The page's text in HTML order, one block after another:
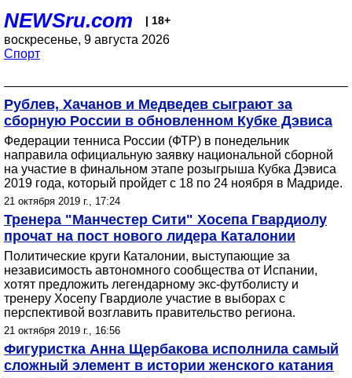
NEWSru.com | 18+
воскресенье, 9 августа 2026
Спорт
Рублев, Хачанов и Медведев сыграют за
сборную России в обновленном Кубке Дэвиса
Федерации тенниса России (ФТР) в понедельник
направила официальную заявку национальной сборной
на участие в финальном этапе розыгрыша Кубка Дэвиса
2019 года, который пройдет с 18 по 24 ноября в Мадриде.
21 октября 2019 г., 17:24
Тренера "Манчестер Сити" Хосепа Гвардиолу
прочат на пост нового лидера Каталонии
Политические круги Каталонии, выступающие за
независимость автономного сообщества от Испании,
хотят предложить легендарному экс-футболисту и
тренеру Хосепу Гвардиоле участие в выборах с
перспективой возглавить правительство региона.
21 октября 2019 г., 16:56
Фигуристка Анна Щербакова исполнила самый
сложный элемент в истории женского катания